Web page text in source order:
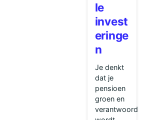
le
invest
eringe
n
Je denkt
dat je
pensioen
groen en
verantwoord